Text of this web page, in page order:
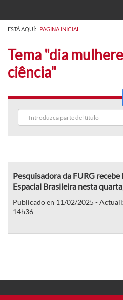
ESTÁ AQUÍ: PAGINA INICIAL
Tema "dia
ciência"
Pesquisadora da FURG
Espacial Brasileira nesta
Publicado en 11/02/2025 -
14h36